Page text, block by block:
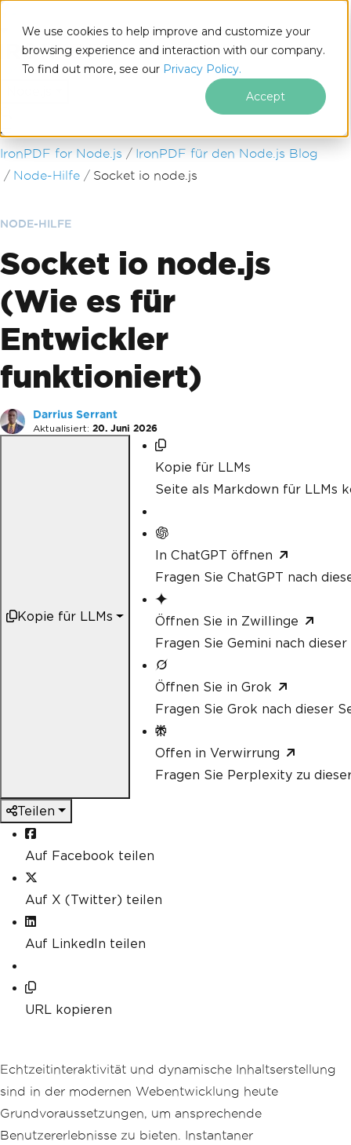
We use cookies to help improve and customize your
browsing experience and interaction with our company.
To find out more, see our Privacy Policy.
Accept
Zum Fußzeileninhalt springen
IronPDF for Node.js
IronPDF für den Node.js Blog
Node-Hilfe
Socket io node.js
NODE-HILFE
Socket io node.js
(Wie es für
Entwickler
funktioniert)
Darrius Serrant
Aktualisiert: 20. Juni 2026
Kopie für LLMs
Kopie für LLMs
Seite als Markdown für LLMs
In ChatGPT öffnen
Fragen Sie ChatGPT nach
Öffnen Sie in Zwillinge
Fragen Sie Gemini nach
Öffnen Sie in Grok
Fragen Sie Grok nach dieser
Offen in Verwirrung
Fragen Sie Perplexity zu
Teilen
Auf Facebook teilen
Auf X (Twitter) teilen
Auf LinkedIn teilen
URL kopieren
Echtzeitinteraktivität und dynamische Inhaltserstellung
sind in der modernen Webentwicklung heute
Grundvoraussetzungen, um ansprechende
Benutzererlebnisse zu bieten. Instantaner